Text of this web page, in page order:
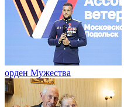
орден Мужества